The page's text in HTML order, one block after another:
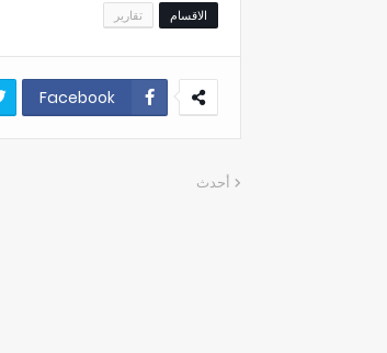
الاقسام تقارير
Facebook
أحدث